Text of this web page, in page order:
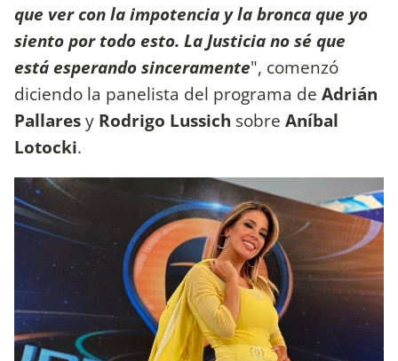
que ver con la impotencia y la bronca que yo
siento por todo esto. La Justicia no sé que
está esperando sinceramente", comenzó
diciendo la panelista del programa de Adrián
Pallaresy Rodrigo Lussich sobre Aníbal
Lotocki.